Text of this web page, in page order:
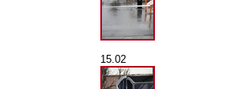
15.02